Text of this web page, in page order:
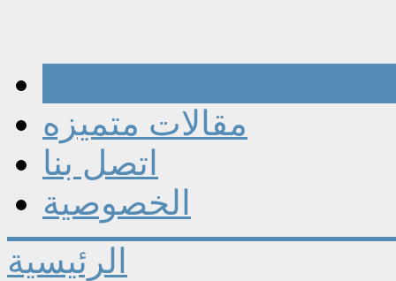
مقالات متميزه
اتصل بنا
الخصوصية
الرئيسية